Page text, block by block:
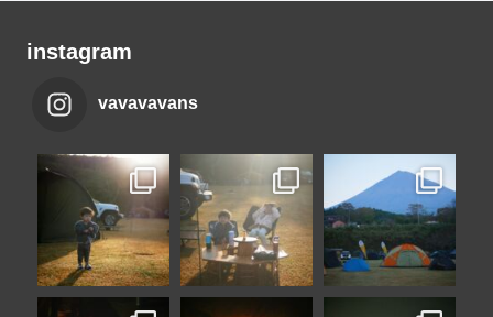
instagram
vavavavans